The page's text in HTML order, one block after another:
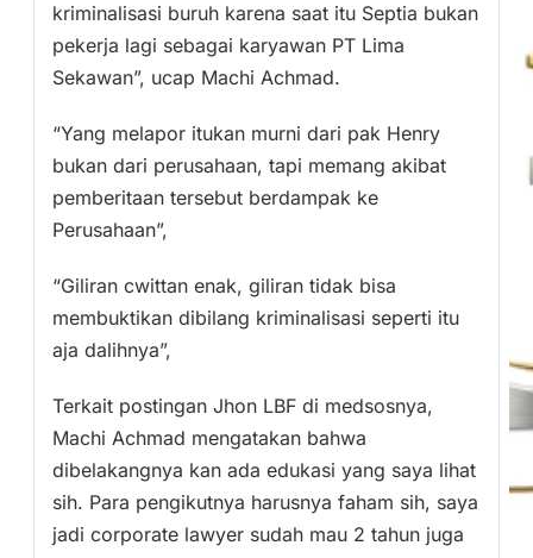
kriminalisasi buruh karena saat itu Septia bukan
pekerja lagi sebagai karyawan PT Lima
Sekawan”, ucap Machi Achmad.
“Yang melapor itukan murni dari pak Henry
bukan dari perusahaan, tapi memang akibat
pemberitaan tersebut berdampak ke
Perusahaan”,
“Giliran cwittan enak, giliran tidak bisa
membuktikan dibilang kriminalisasi seperti itu
aja dalihnya”,
Terkait postingan Jhon LBF di medsosnya,
Machi Achmad mengatakan bahwa
dibelakangnya kan ada edukasi yang saya lihat
sih. Para pengikutnya harusnya faham sih, saya
jadi corporate lawyer sudah mau 2 tahun juga